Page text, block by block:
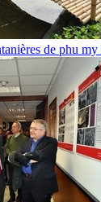
de phu my